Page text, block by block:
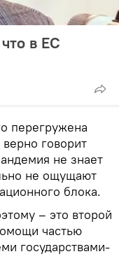
в ЕС
перегружена
говорит
не знает
не ощущают
блока.
– это второй
частью
государствами-